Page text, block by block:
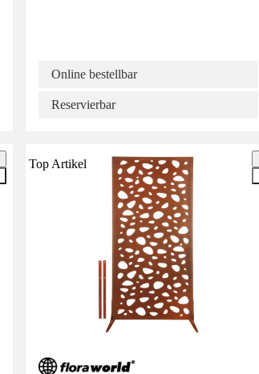
Online bestellbar
Reservierbar
Top Artikel